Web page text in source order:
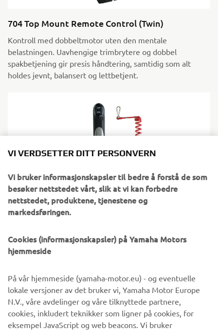
704 Top Mount Remote Control (Twin)
Kontroll med dobbeltmotor uten den mentale
belastningen. Uavhengige trimbrytere og dobbel
spakbetjening gir presis håndtering, samtidig som alt
holdes jevnt, balansert og lettbetjent.
Designet for å monteres til venstre eller høyre og ellers
gjøre minst mulig ut av seg og gjøre akkurat det du ber
en ren konsollfinish uten å gå på kompromiss med kontroll
og en fri-sperre som tilfører enkel og innebygd sjelero.
Smart, plassbesparende og ideell for et tightere oppsett
på styreplassen.
VI VERDSETTER DITT PERSONVERN
Vi bruker informasjonskapsler til bedre å forstå de som
besøker nettstedet vårt, slik at vi kan forbedre
nettstedet, produktene, tjenestene og
markedsføringen.
Cookies (informasjonskapsler) på Yamaha Motors
hjemmeside
På vår hjemmeside (yamaha-motor.eu) - og eventuelle
lokale versjoner av det bruker vi, Yamaha Motor Europe
N.V., våre avdelinger og våre tilknyttede partnere,
cookies, inkludert teknikker som ligner på cookies, for
eksempel JavaScript og web beacons. Vi bruker